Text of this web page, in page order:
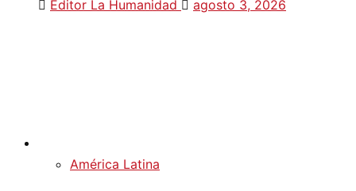
Editor La Humanidad agosto 3, 2026
América Latina